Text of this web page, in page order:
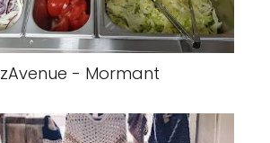
- Mormant